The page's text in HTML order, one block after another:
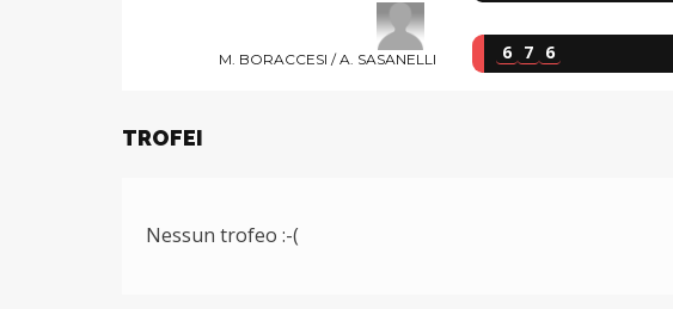
M. BORACCESI / A. SASANELLI 6 7 6
TROFEI
Nessun trofeo :-(